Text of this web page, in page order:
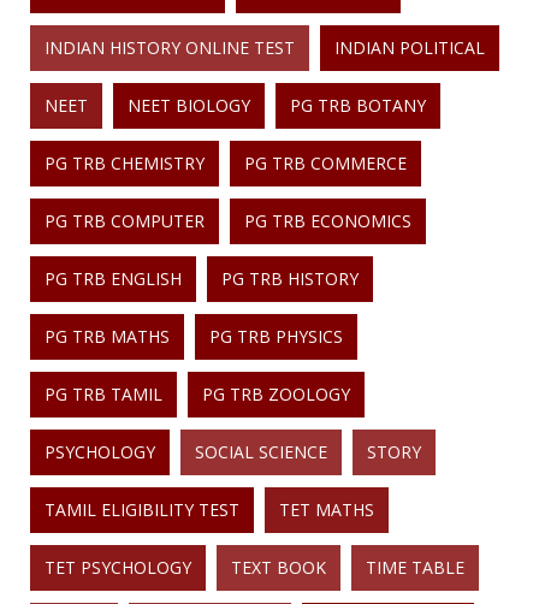
INDIAN HISTORY ONLINE TEST INDIAN POLITICAL
NEET NEET BIOLOGY PG TRB BOTANY
PG TRB CHEMISTRY PG TRB COMMERCE
PG TRB COMPUTER PG TRB ECONOMICS
PG TRB ENGLISH PG TRB HISTORY
PG TRB MATHS PG TRB PHYSICS
PG TRB TAMIL PG TRB ZOOLOGY
PSYCHOLOGY SOCIAL SCIENCE STORY
TAMIL ELIGIBILITY TEST TET MATHS
TET PSYCHOLOGY TEXT BOOK TIME TABLE